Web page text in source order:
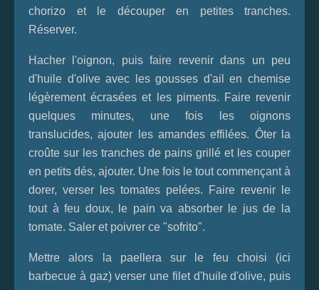
chorizo et le découper en petites tranches.
Réserver.
Hacher l'oignon, puis faire revenir dans un peu
d'huile d'olive avec les gousses d'ail en chemise
légèrement écrasées et les piments. Faire revenir
quelques minutes, une fois les oignons
translucides, ajouter les amandes effilées. Ôter la
croûte sur les tranches de pains grillé et les couper
en petits dés, ajouter. Une fois le tout commençant à
dorer, verser les tomates pelées. Faire revenir le
tout à feu doux, le pain va absorber le jus de la
tomate. Saler et poivrer ce "sofrito".
Mettre alors la paellera sur le feu choisi (ici
barbecue à gaz) verser une filet d'huile d'olive, puis